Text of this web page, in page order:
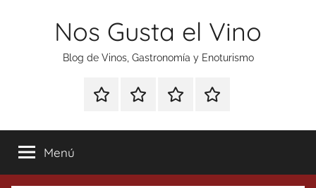
Nos Gusta el Vino
Blog de Vinos, Gastronomía y Enoturismo
Especial
Tonics
Enoturismo
Gastronomía
RankingContacto
Menú